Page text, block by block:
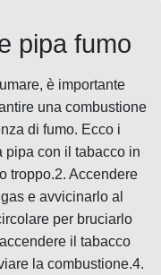
pipa fumo
è importante
una combustione
di fumo. Ecco i
pipa con il tabacco in
troppo.2. Accendere
e avvicinarlo al
per bruciarlo
il tabacco
la combustione.4.